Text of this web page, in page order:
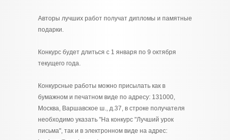
Авторы лучших работ получат дипломы и памятные
подарки.
Конкурс будет длиться с 1 января по 9 октября
текущего года.
Конкурсные работы можно присылать как в
бумажном и печатном виде по адресу: 131000,
Москва, Варшавское ш., д.37, в строке получателя
необходимо указать "На конкурс "Лучший урок
письма", так и в электронном виде на адрес: